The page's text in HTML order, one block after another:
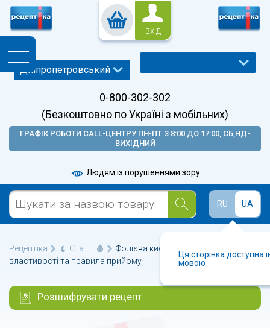
ВХІД
0-800-302-302
(Безкоштовно по Україні з мобільних)
ГРАФІК РОБОТИ CALL-ЦЕНТРУ ПН-ПТ З 8:00 ДО 17:00, СБ,НД-
ВИХІДНИЙ
Людям із порушеннями зору
RU UA
Ця сторінка доступна
мовою
Рецептіка 💉 Статті 🩸
Фолієва кислота: основні корисні
властивості та правила прийому
Розшифрувати рецепт